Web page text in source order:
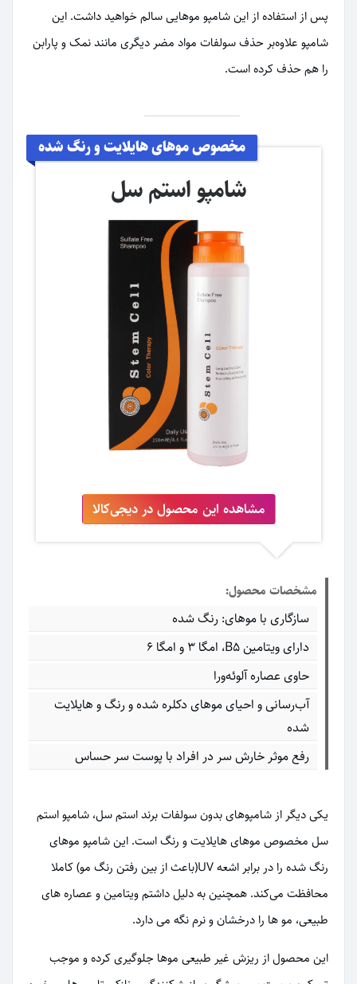
پس از استفاده از این شامپو موهایی سالم خواهید داشت. این
شامپو علاوه‌بر حذف سولفات مواد مضر دیگری مانند نمک و پارابن
را هم حذف کرده است.
مخصوص موهای هایلایت و رنگ شده
شامپو استم سل
مشاهده این محصول در دیجی‌کالا
مشخصات محصول:
سازگاری با موهای: رنگ شده
دارای ویتامین B5، امگا 3 و امگا 6
حاوی عصاره آلوئه‌ورا
آب‌رسانی و احیای موهای دکلره‌ شده و رنگ و هایلایت‌
شده
رفع موثر خارش سر در افراد با پوست سر حساس
یکی دیگر از شامپوهای بدون سولفات برند استم سل، شامپو استم
سل مخصوص موهای هایلایت و رنگ است. این شامپو موهای
رنگ شده را در برابر اشعه UV(باعث از بین رفتن رنگ مو) کاملا
محافظت می‌کند. همچنین به دلیل داشتم ویتامین و عصاره های
طبیعی، مو ها را درخشان و نرم نگه می دارد.
این محصول از ریزش غیر طبیعی موها جلوگیری کرده و موجب